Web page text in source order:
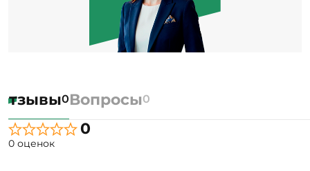
0Вопросы0
0
0 оценок